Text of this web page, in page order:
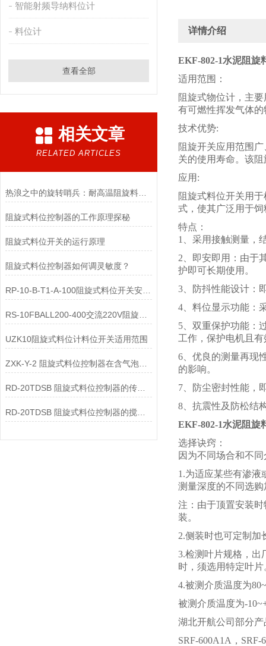
智能射频导纳料位计
料位计
查看全部
相关文章
RELATED ARTICLES
热浪之中的旋转哨兵：耐高温阻旋料位开关在料仓中的阻矩传感与隔绝逻辑
阻旋式料位控制器的工作原理探秘
阻旋式料位开关的运行原理
阻旋式料位控制器如何调灵敏度？
RP-10-B-T1-A-100阻旋式料位开关安装说明
UZK10阻旋式料位计料位开关适用范围
ZXK-Y-2 阻旋式料位控制器在含气泡液体中显示值偏大的原因是什么？
RD-20TDSB 阻旋式料位控制器的传动间隙增大的原因是什么？
RD-20TDSB 阻旋式料位控制器的搅拌轴弯曲变形导致振动的原因是什么？
详情介绍
EKF-802-1水泥阻旋
适用范围：
阻旋式物位计，主
有可燃性挥发气体
技术优势:
阻旋开关应用范围
关的使用寿命。该
应用:
阻旋式料位开关用
式，使其广泛用于
特点：
1、采用接触测量，
2、即安即用：由于
护即可长期使用。
3、防抖性能设计：
4、料位显示功能：
5、双重保护功能：
工作，保护电机且
6、优良的测量再现
的影响。
7、防尘密封性能，
8、抗震性及防松结
EKF-802-1水泥阻旋
选择诀窍：
因为不同场合和不
1.为适应某些有渗液
测量深度的不同选
注：由于顶置安装
装。
2.侧装时也可定制加
3.检测叶片规格，出
时，须选用特定叶片
4.被测介质温度为
被测介质温度为-
湖北开航公司部分产
SRF-600A1A，SRF-